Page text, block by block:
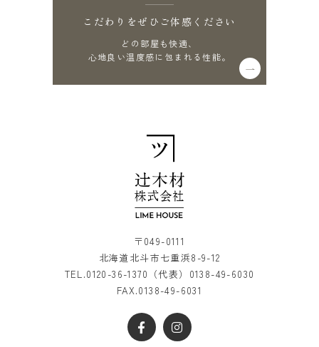
こだわりをぜひご体感ください
どの部屋も快適、
心地良い温度感に包まれる性能。
〒049-0111
北海道北斗市七重浜8-9-12
TEL.0120-36-1370 （代表） 0138-49-6030
FAX.0138-49-6031